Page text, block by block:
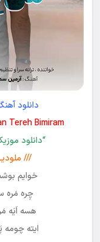
دانلود
Tereh Bimiram
“دانلود
///
خوایم
چِره مَره
هسه اَیَه
ایته چومه